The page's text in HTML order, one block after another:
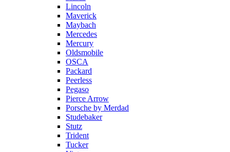
Lincoln
Maverick
Maybach
Mercedes
Mercury
Oldsmobile
OSCA
Packard
Peerless
Pegaso
Pierce Arrow
Porsche by Merdad
Studebaker
Stutz
Trident
Tucker